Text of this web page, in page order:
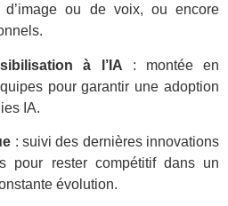
d’image ou de voix, ou encore
à l’IA : montée en
pour garantir une adoption
IA.
: suivi des dernières innovations
pour rester compétitif dans un
évolution.